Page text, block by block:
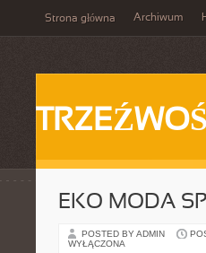
Strona główna Archiwum
EKO MODA
POSTED BY ADMIN
WYŁĄCZONA